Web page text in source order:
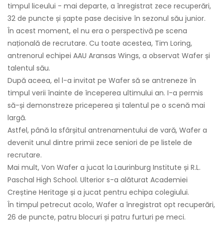
timpul liceului - mai departe, a înregistrat zece recuperări,
32 de puncte și șapte pase decisive în sezonul său junior.
În acest moment, el nu era o perspectivă pe scena
națională de recrutare. Cu toate acestea, Tim Loring,
antrenorul echipei AAU Aransas Wings, a observat Wafer și
talentul său.
După aceea, el l-a invitat pe Wafer să se antreneze în
timpul verii înainte de începerea ultimului an. I-a permis
să-și demonstreze priceperea și talentul pe o scenă mai
largă.
Astfel, până la sfârșitul antrenamentului de vară, Wafer a
devenit unul dintre primii zece seniori de pe listele de
recrutare.
Mai mult, Von Wafer a jucat la Laurinburg Institute și R.L.
Paschal High School. Ulterior s-a alăturat Academiei
Creștine Heritage și a jucat pentru echipa colegiului.
În timpul petrecut acolo, Wafer a înregistrat opt ​​recuperări,
26 de puncte, patru blocuri și patru furturi pe meci.